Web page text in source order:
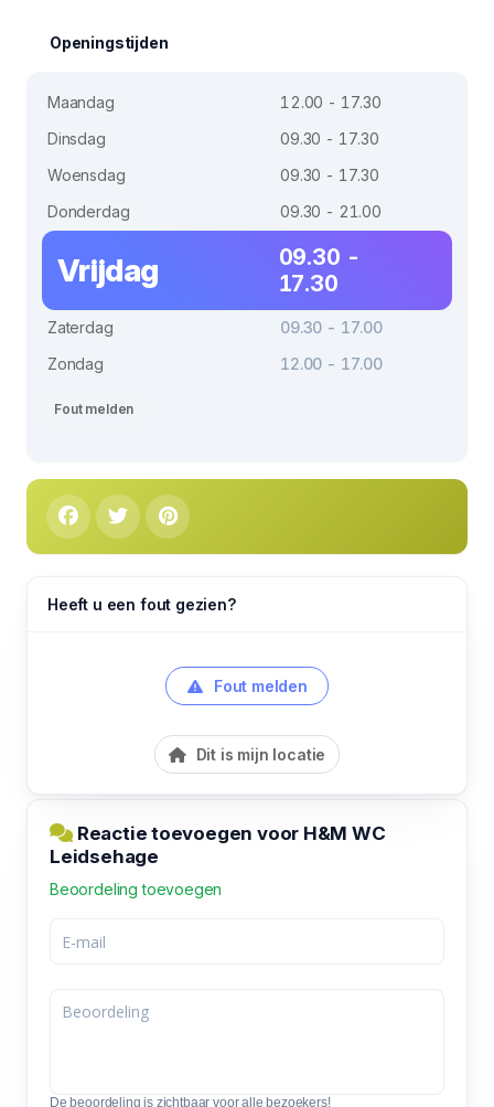
Openingstijden
Maandag
12.00 - 17.30
Dinsdag
09.30 - 17.30
Woensdag
09.30 - 17.30
Donderdag
09.30 - 21.00
Vrijdag
09.30 -
17.30
Zaterdag
09.30 - 17.00
Zondag
12.00 - 17.00
Fout melden
Heeft u een fout gezien?
Fout melden
Dit is mijn locatie
Reactie toevoegen voor H&M WC
Leidsehage
Beoordeling toevoegen
De beoordeling is zichtbaar voor alle bezoekers!